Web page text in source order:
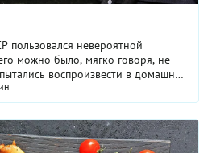
пользовался невероятной
можно было, мягко говоря, не
воспроизвести в домашних
Ингредиенты ...